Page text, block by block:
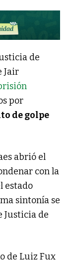
de
Jair
por
de golpe
abrió el
con la
estado
sintonía se
Justicia de
de Luiz Fux